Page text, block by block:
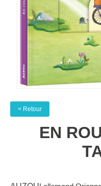
< Retour
EN